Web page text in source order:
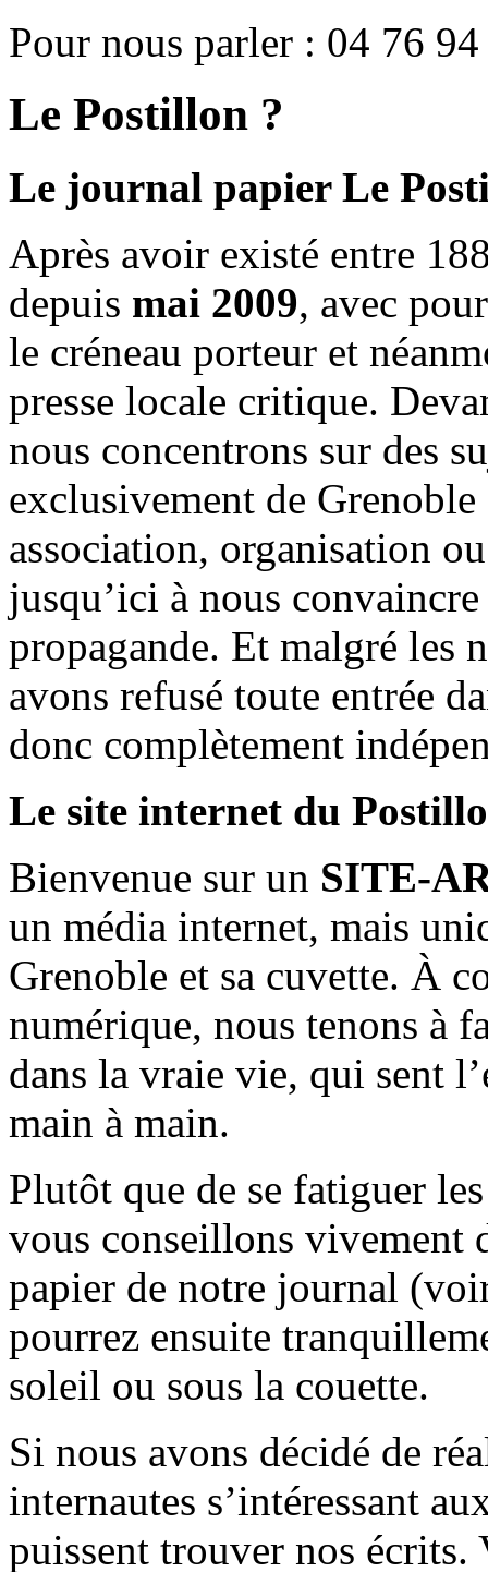
Pour nous parler : 04 76
Le Postillon ?
Le journal papier Le
Après avoir existé entre
depuis mai 2009, avec
le créneau porteur et
presse locale critique.
nous concentrons sur des
exclusivement de
association, organisation
jusqu’ici à nous
propagande. Et malgré les
avons refusé toute entrée
donc complètement
Le site internet du
Bienvenue sur un SITE-
un média internet, mais
Grenoble et sa cuvette. À
numérique, nous tenons à
dans la vraie vie, qui sent
main à main.
Plutôt que de se fatiguer
vous conseillons vivement
papier de notre journal
pourrez ensuite
soleil ou sous la couette.
Si nous avons décidé de
internautes s’intéressant
puissent trouver nos écrits.